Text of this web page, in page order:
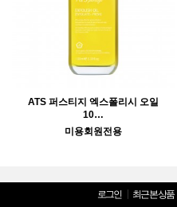
ATS 퍼스티지 엑스폴리시 오일
10…
미용회원전용
로그인 최근 본 상품